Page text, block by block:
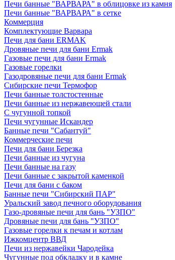
Печи банные "ВАРВАРА" в облицовке из камня
Печи банные "ВАРВАРА" в сетке
Коммерция
Комплектующие Варвара
Печи для бани ERMAK
Дровяные печи для бани Ermak
Газовые печи для бани Ermak
Газовые горелки
Газодровяные печи для бани Ermak
Сибирские печи Термофор
Печи банные толстостенные
Печи банные из нержавеющей стали
С чугунной топкой
Печи чугунные Искандер
Банные печи "Сабантуй"
Коммерческие печи
Печи для бани Березка
Печи банные из чугуна
Печи банные на газу
Печи банные с закрытой каменкой
Печи для бани с баком
Банные печи "Сибирский ПАР"
Уральский завод печного оборудования
Газо-дровяные печи для бань "УЗПО"
Дровяные печи для бань "УЗПО"
Газовые горелки к печам и котлам
Ижкомцентр ВВД
Печи из нержавейки Чародейка
Чугунные под обкладку и в камне